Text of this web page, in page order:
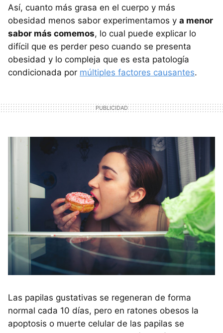
Así, cuanto más grasa en el cuerpo y más
obesidad menos sabor experimentamos y a menor
sabor más comemos, lo cual puede explicar lo
difícil que es perder peso cuando se presenta
obesidad y lo compleja que es esta patología
condicionada por múltiples factores causantes.
Las papilas gustativas se regeneran de forma
normal cada 10 días, pero en ratones obesos la
apoptosis o muerte celular de las papilas se